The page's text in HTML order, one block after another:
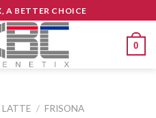
A BETTER CHOICE
0
LATTE / FRISONA